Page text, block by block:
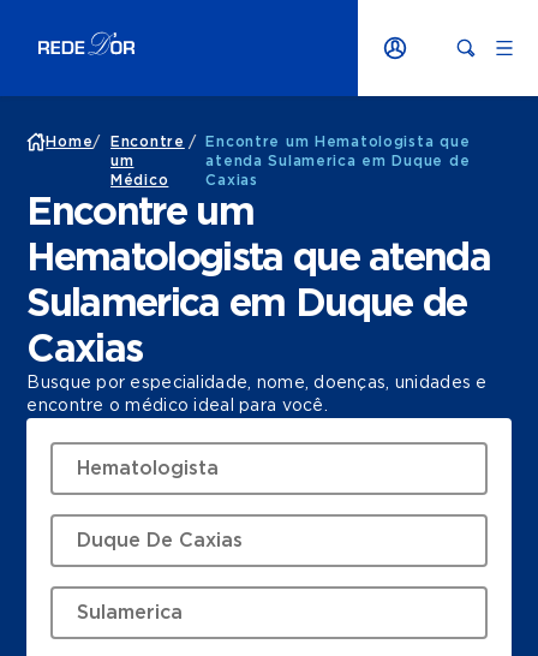
Home/
Encontre
um
Médico
/
Encontre um Hematologista que
atenda Sulamerica em Duque de
Caxias
Encontre um
Hematologista que atenda
Sulamerica em Duque de
Caxias
Busque por especialidade, nome, doenças, unidades e
encontre o médico ideal para você.